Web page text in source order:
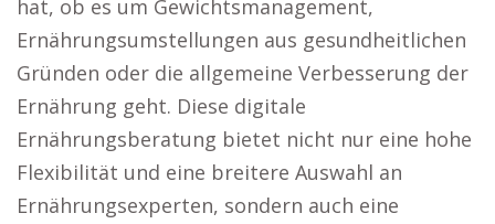
hat, ob es um Gewichtsmanagement,
Ernährungsumstellungen aus gesundheitlichen
Gründen oder die allgemeine Verbesserung der
Ernährung geht. Diese digitale
Ernährungsberatung bietet nicht nur eine hohe
Flexibilität und eine breitere Auswahl an
Ernährungsexperten, sondern auch eine